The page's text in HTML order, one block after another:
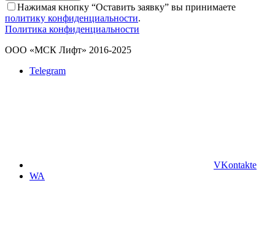
Нажимая кнопку “Оставить заявку” вы принимаете
политику конфиденциальности.
Политика конфиденциальности
ООО «МСК Лифт» 2016-2025
Telegram
VKontakte
WA